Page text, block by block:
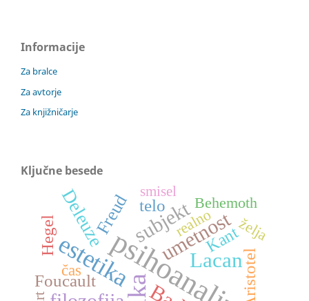
Informacije
Za bralce
Za avtorje
Za knjižničarje
Ključne besede
psihoanaliza
estetika Lacan
umetnost
subjekt
DeleuzeFreud
Kant
Aristotel
telo
Foucault
Hegel
čas
želja
realno
Behemoth
smisel